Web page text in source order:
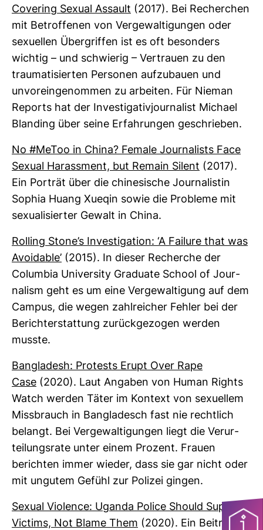
Covering Sexual Assault (2017). Bei Recher­chen
mit Betrof­fenen von Ver­ge­wal­ti­gungen oder
sexu­ellen Über­griffen ist es oft beson­ders
wichtig – und schwierig – Ver­trauen zu den
trau­ma­ti­sierten Per­sonen auf­zu­bauen und
unvor­ein­ge­nommen zu arbeiten. Für Nieman
Reports hat der Inves­ti­ga­ti­vjour­na­list Michael
Blanding über seine Erfah­rungen geschrieben.
No #MeToo in China? Female Jour­na­lists Face
Sexual Harass­ment, but Remain Silent (2017).
Ein Por­trät über die chi­ne­si­sche Jour­na­listin
Sophia Huang Xueqin sowie die Pro­bleme mit
sexua­li­sierter Gewalt in China.
Rol­ling Stone’s Inves­ti­ga­tion: ‘A Failure that was
Avo­idable’ (2015). In dieser Recherche der
Columbia Uni­ver­sity Gra­duate School of Jour­
na­lism geht es um eine Ver­ge­wal­ti­gung auf dem
Campus, die wegen zahl­rei­cher Fehler bei der
Bericht­erstat­tung zurück­ge­zogen werden
musste.
Ban­gla­desh: Pro­tests Erupt Over Rape
Case (2020). Laut Angaben von Human Rights
Watch werden Täter im Kon­text von sexu­ellem
Miss­brauch in Ban­gla­desch fast nie recht­lich
belangt. Bei Ver­ge­wal­ti­gungen liegt die Ver­ur­
tei­lungs­rate unter einem Pro­zent. Frauen
berichten immer wieder, dass sie gar nicht oder
mit ungutem Gefühl zur Polizei gingen.
Sexual Vio­lence: Uganda Police Should Sup­port
Vic­tims, Not Blame Them (2020). Ein Bei­trag